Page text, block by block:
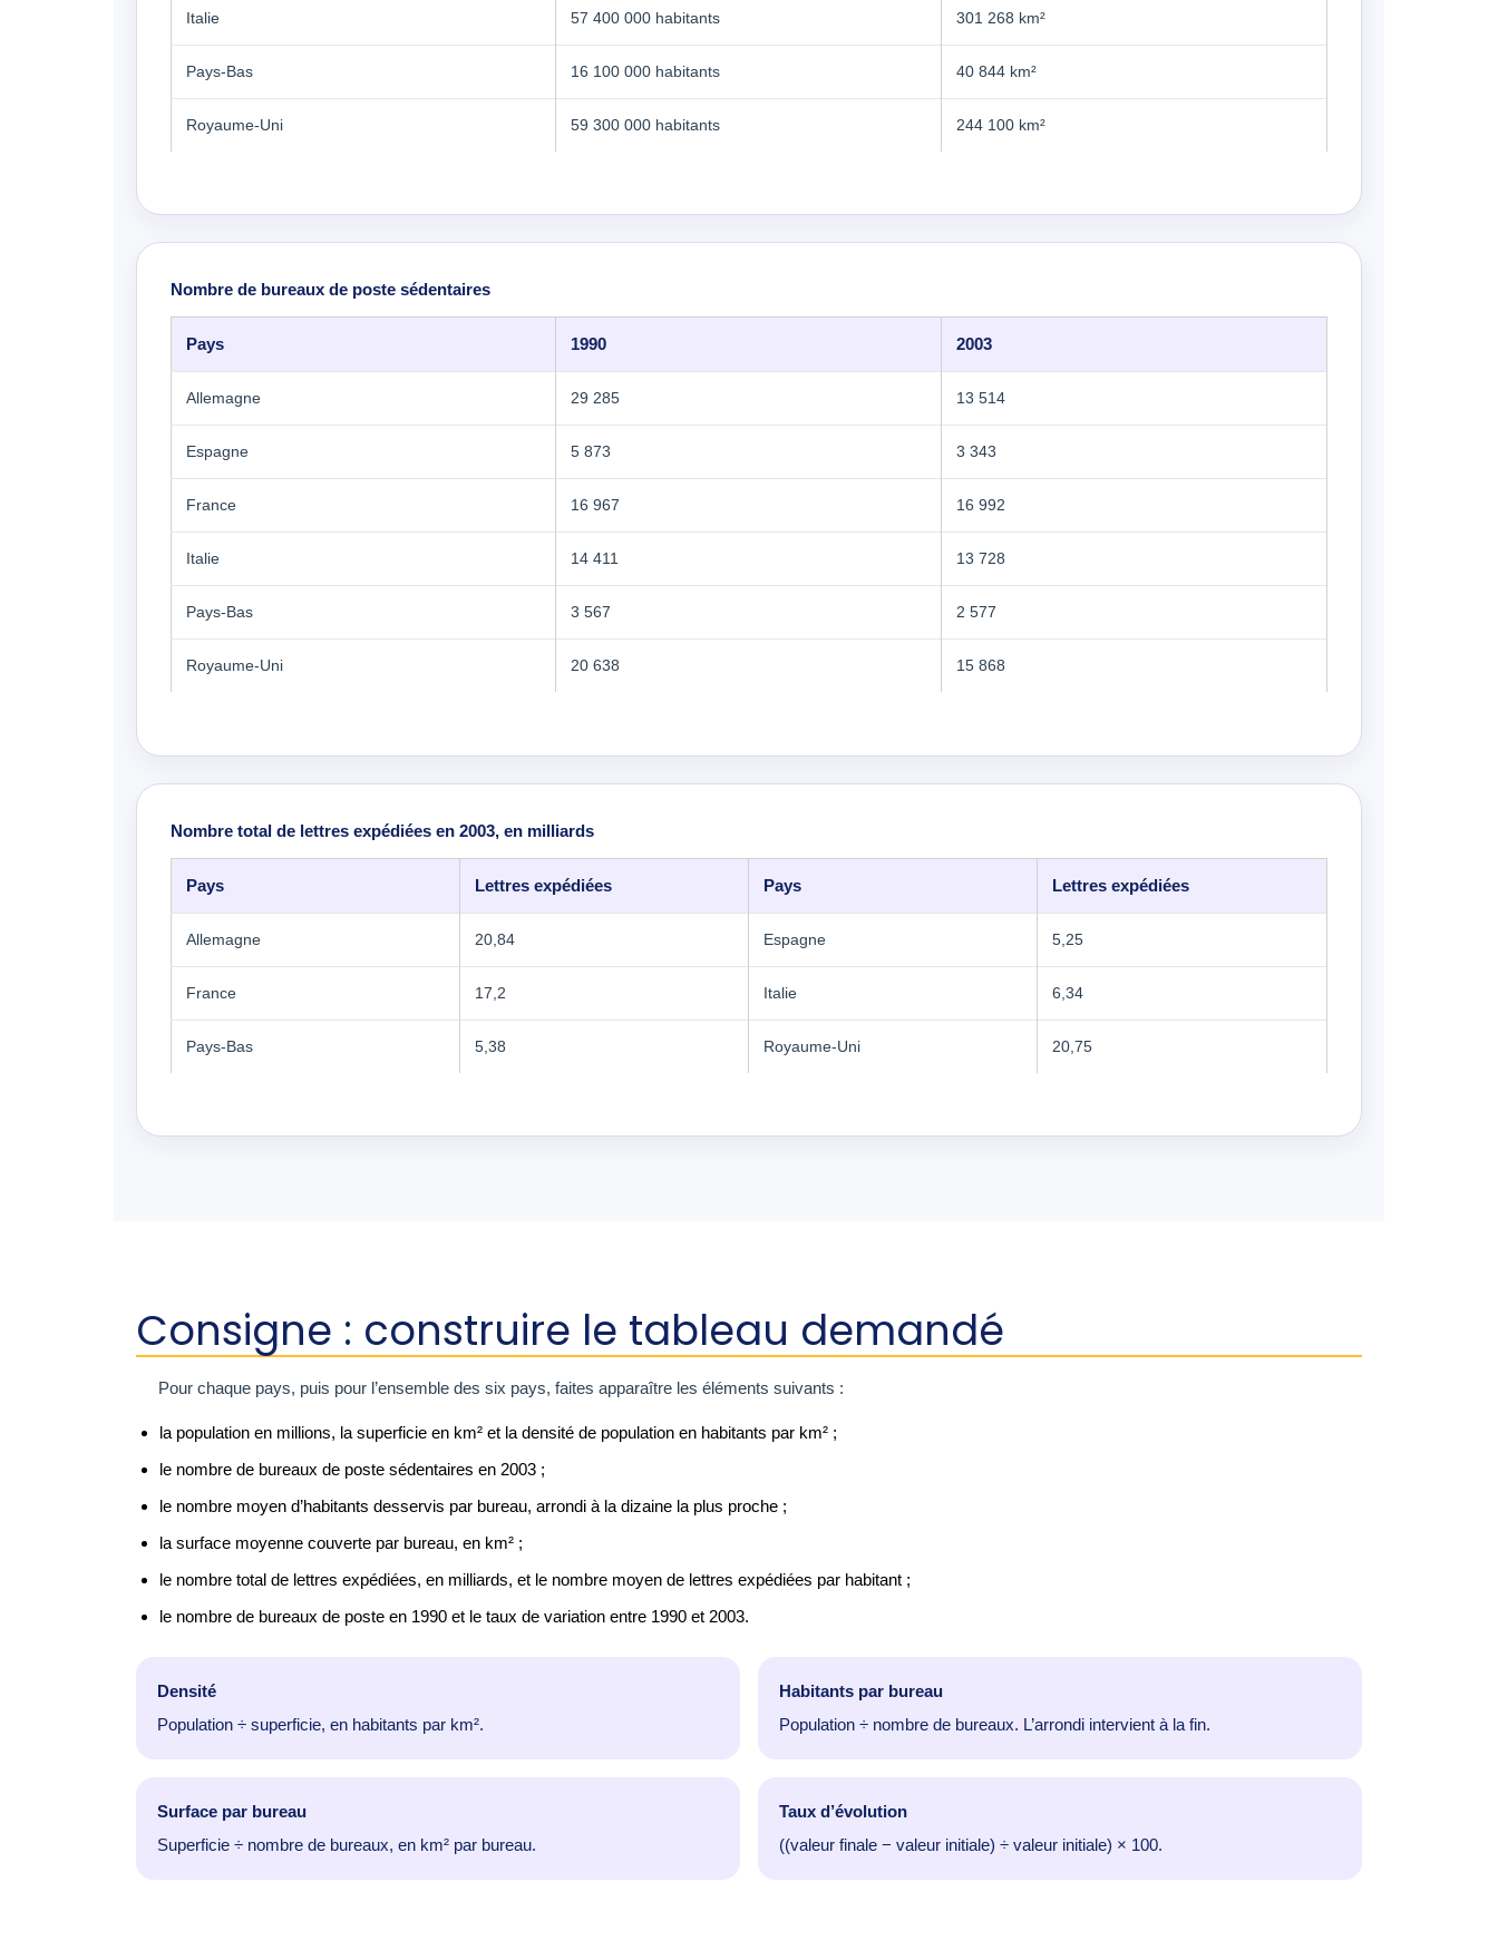
Italie 57 400 000 habitants 301 268 km²
Pays-Bas 16 100 000 habitants 40 844 km²
Royaume-Uni 59 300 000 habitants 244 100 km²
Nombre de bureaux de poste sédentaires
Pays 1990 2003
Allemagne 29 285 13 514
Espagne 5 873 3 343
France 16 967 16 992
Italie 14 411 13 728
Pays-Bas 3 567 2 577
Royaume-Uni 20 638 15 868
Nombre total de lettres expédiées en 2003, en milliards
Pays Lettres expédiées Pays Lettres expédiées
Allemagne 20,84 Espagne 5,25
France 17,2 Italie 6,34
Pays-Bas 5,38 Royaume-Uni 20,75
Consigne : construire le tableau demandé
Pour chaque pays, puis pour l’ensemble des six pays, faites apparaître les éléments suivants :
la population en millions, la superficie en km² et la densité de population en habitants par km² ;
le nombre de bureaux de poste sédentaires en 2003 ;
le nombre moyen d’habitants desservis par bureau, arrondi à la dizaine la plus proche ;
la surface moyenne couverte par bureau, en km² ;
le nombre total de lettres expédiées, en milliards, et le nombre moyen de lettres expédiées par habitant ;
le nombre de bureaux de poste en 1990 et le taux de variation entre 1990 et 2003.
Densité
Population ÷ superficie, en habitants par km².
Habitants par bureau
Population ÷ nombre de bureaux. L’arrondi intervient à la fin.
Surface par bureau
Superficie ÷ nombre de bureaux, en km² par bureau.
Taux d’évolution
((valeur finale − valeur initiale) ÷ valeur initiale) × 100.